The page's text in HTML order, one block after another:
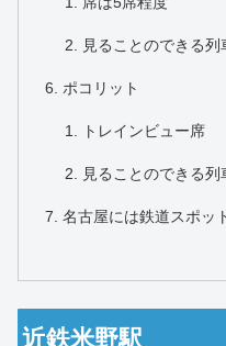
見ることのできる列
ポコリット
トレインビュー席
見ることのできる列
名古屋には鉄道スポッ
近鉄米野駅